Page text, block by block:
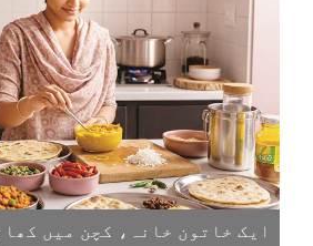
ایک خاتون خانہ، کچن میں